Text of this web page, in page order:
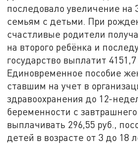
последовало увеличение на
семьям с детьми. При
счастливые родители
на второго ребёнка и
государство выплатит 4151,7
Единовременное пособие
ставшим на учет в
здравоохранения до 12-
беременности с
выплачивать 296,55 руб.,
детей в возрасте от 3 до 18